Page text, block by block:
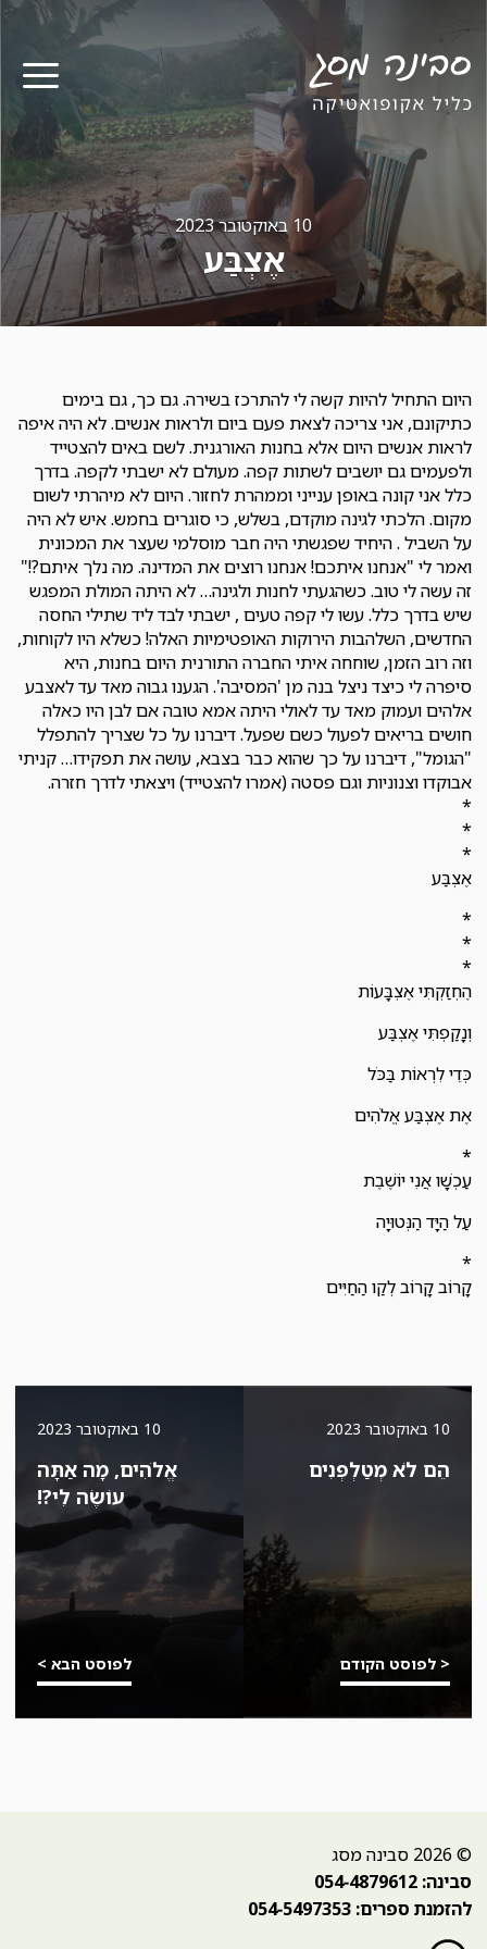
10 באוקטובר 2023
אֶצְבַּע
היום התחיל להיות קשה לי להתרכז בשירה. גם כך, גם בימים
כתיקונם, אני צריכה לצאת פעם ביום ולראות אנשים. לא היה איפה
לראות אנשים היום אלא בחנות האורגנית. לשם באים להצטייד
ולפעמים גם יושבים לשתות קפה. מעולם לא ישבתי לקפה. בדרך
כלל אני קונה באופן ענייני וממהרת לחזור. היום לא מיהרתי לשום
מקום. הלכתי לגינה מוקדם, בשלש, כי סוגרים בחמש. איש לא היה
על השביל . היחיד שפגשתי היה חבר מוסלמי שעצר את המכונית
ואמר לי "אנחנו איתכם! אנחנו רוצים את המדינה. מה נלך איתם?!"
זה עשה לי טוב. כשהגעתי לחנות ולגינה… לא היתה המולת המפגש
שיש בדרך כלל. עשו לי קפה טעים , ישבתי לבד ליד שתילי החסה
החדשים, השלהבות הירוקות האופטימיות האלה! כשלא היו לקוחות,
וזה רוב הזמן, שוחחה איתי החברה התורנית היום בחנות, היא
סיפרה לי כיצד ניצל בנה מן 'המסיבה'. הגענו גבוה מאד עד לאצבע
אלהים ועמוק מאד עד לאולי היתה אמא טובה אם לבן היו כאלה
חושים בריאים לפעול כשם שפעל. דיברנו על כל שצריך להתפלל
"הגומל", דיברנו על כך שהוא כבר בצבא, עושה את תפקידו… קניתי
אבוקדו וצנוניות וגם פסטה (אמרו להצטייד) ויצאתי לדרך חזרה.
*
*
*
אֶצְבַּע
*
*
*
הֶחְזַקְתִּי אֶצְבָּעוֹת
וְנָקַפְתִּי אֶצְבַּע
כְּדֵי לִרְאוֹת בַּכֹּל
אֶת אֶצְבַּע אֱלֹהִים
*
עַכְשָׁו אֲנִי יוֹשֶׁבֶת
עַל הַיָּד הַנְּטוּיָה
*
קָרוֹב קָרוֹב לְקַו הַחַיִּים
10 באוקטובר 2023
הֵם לֹא מְטַלְפְּנִים
< לפוסט הקודם
10 באוקטובר 2023
אֱלֹהִים, מָה אַתָּה
עוֹשֶׂה לִי?!
לפוסט הבא >
© 2026 סבינה מסג
סבינה: 054-4879612
להזמנת ספרים: 054-5497353